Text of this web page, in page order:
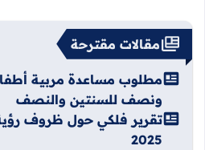
مقالات مقترحة
مطلوب مساعدة مربية
ونصف للسنتين والنصف
تقرير فلكي حول ظروف
2025